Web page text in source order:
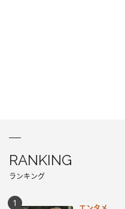
RANKING
ランキング